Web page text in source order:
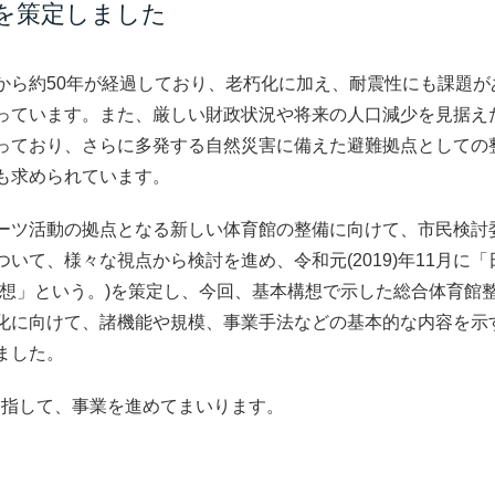
策定しました
約50年が経過しており、老朽化に加え、耐震性にも課題が
います。また、厳しい財政状況や将来の人口減少を見据え
おり、さらに多発する自然災害に備えた避難拠点としての
められています。
活動の拠点となる新しい体育館の整備に向けて、市民検討
て、様々な視点から検討を進め、令和元(2019)年11月に「
」という。)を策定し、今回、基本構想で示した総合体育館
向けて、諸機能や規模、事業手法などの基本的な内容を示
た。
て、事業を進めてまいります。